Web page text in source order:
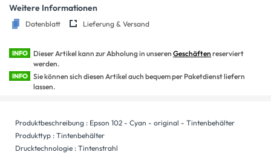
Weitere Informationen
Datenblatt Lieferung & Versand
INFO Dieser Artikel kann zur Abholung in unseren Geschäften reserviert
werden.
INFO
Sie können sich diesen Artikel auch bequem per Paketdienst liefern
lassen.
Produktbeschreibung : Epson 102 - Cyan - original - Tintenbehälter
Produkttyp : Tintenbehälter
Drucktechnologie : Tintenstrahl